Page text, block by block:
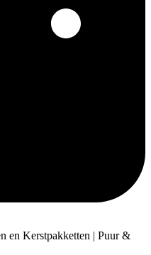
en Kerstpakketten | Puur &